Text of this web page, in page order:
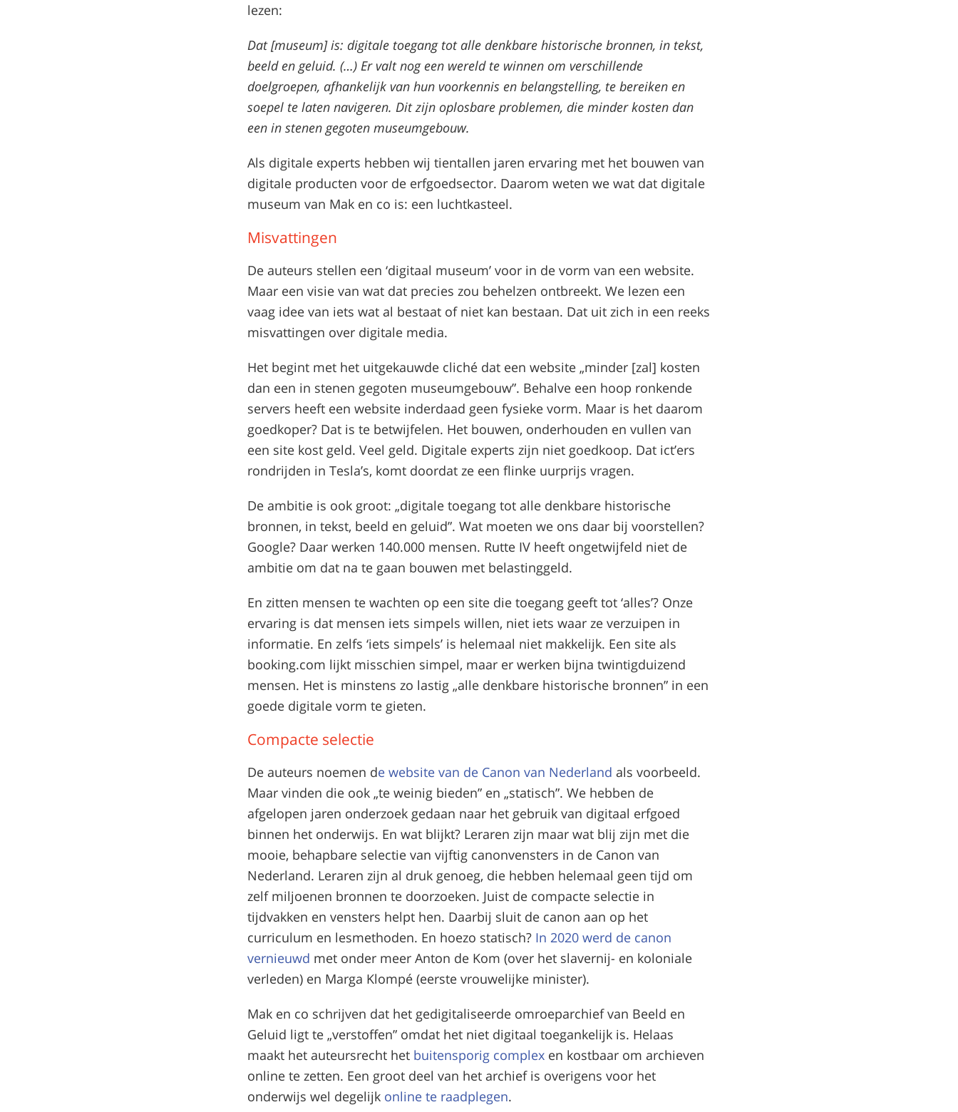
lezen:
Dat [museum] is: digitale toegang tot alle denkbare historische bronnen, in tekst,
beeld en geluid. (…) Er valt nog een wereld te winnen om verschillende
doelgroepen, afhankelijk van hun voorkennis en belangstelling, te bereiken en
soepel te laten navigeren. Dit zijn oplosbare problemen, die minder kosten dan
een in stenen gegoten museumgebouw.
Als digitale experts hebben wij tientallen jaren ervaring met het bouwen van
digitale producten voor de erfgoedsector. Daarom weten we wat dat digitale
museum van Mak en co is: een luchtkasteel.
Misvattingen
De auteurs stellen een ‘digitaal museum’ voor in de vorm van een website.
Maar een visie van wat dat precies zou behelzen ontbreekt. We lezen een
vaag idee van iets wat al bestaat of niet kan bestaan. Dat uit zich in een reeks
misvattingen over digitale media.
Het begint met het uitgekauwde cliché dat een website „minder [zal] kosten
dan een in stenen gegoten museumgebouw”. Behalve een hoop ronkende
servers heeft een website inderdaad geen fysieke vorm. Maar is het daarom
goedkoper? Dat is te betwijfelen. Het bouwen, onderhouden en vullen van
een site kost geld. Veel geld. Digitale experts zijn niet goedkoop. Dat ict’ers
rondrijden in Tesla’s, komt doordat ze een flinke uurprijs vragen.
De ambitie is ook groot: „digitale toegang tot alle denkbare historische
bronnen, in tekst, beeld en geluid”. Wat moeten we ons daar bij voorstellen?
Google? Daar werken 140.000 mensen. Rutte IV heeft ongetwijfeld niet de
ambitie om dat na te gaan bouwen met belastinggeld.
En zitten mensen te wachten op een site die toegang geeft tot ‘alles’? Onze
ervaring is dat mensen iets simpels willen, niet iets waar ze verzuipen in
informatie. En zelfs ‘iets simpels’ is helemaal niet makkelijk. Een site als
booking.com lijkt misschien simpel, maar er werken bijna twintigduizend
mensen. Het is minstens zo lastig „alle denkbare historische bronnen” in een
goede digitale vorm te gieten.
Compacte selectie
De auteurs noemen de website van de Canon van Nederland als voorbeeld.
Maar vinden die ook „te weinig bieden” en „statisch”. We hebben de
afgelopen jaren onderzoek gedaan naar het gebruik van digitaal erfgoed
binnen het onderwijs. En wat blijkt? Leraren zijn maar wat blij zijn met die
mooie, behapbare selectie van vijftig canonvensters in de Canon van
Nederland. Leraren zijn al druk genoeg, die hebben helemaal geen tijd om
zelf miljoenen bronnen te doorzoeken. Juist de compacte selectie in
tijdvakken en vensters helpt hen. Daarbij sluit de canon aan op het
curriculum en lesmethoden. En hoezo statisch? In 2020 werd de canon
vernieuwd met onder meer Anton de Kom (over het slavernij- en koloniale
verleden) en Marga Klompé (eerste vrouwelijke minister).
Mak en co schrijven dat het gedigitaliseerde omroeparchief van Beeld en
Geluid ligt te „verstoffen” omdat het niet digitaal toegankelijk is. Helaas
maakt het auteursrecht het buitensporig complex en kostbaar om archieven
online te zetten. Een groot deel van het archief is overigens voor het
onderwijs wel degelijk online te raadplegen.